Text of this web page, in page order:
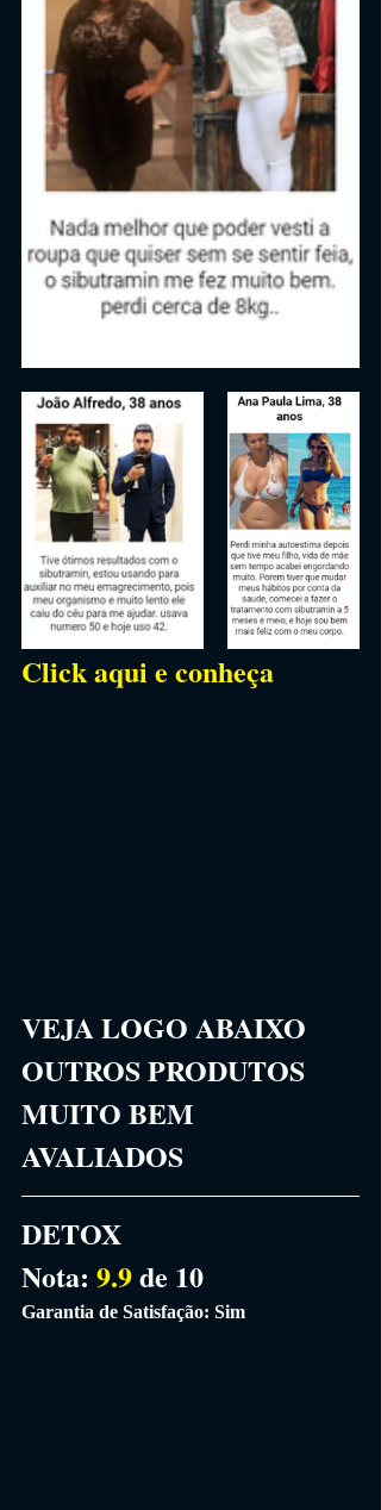
Click aqui e conheça
VEJA LOGO ABAIXO
OUTROS PRODUTOS
MUITO BEM
AVALIADOS
DETOX
Nota: 9.9 de 10
Garantia de Satisfação: Sim